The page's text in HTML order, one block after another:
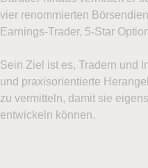
vier renommierten
Earnings-Trader, 5-Star
Sein Ziel ist es, Tradern und
und praxisorientierte
zu vermitteln, damit sie
entwickeln können.